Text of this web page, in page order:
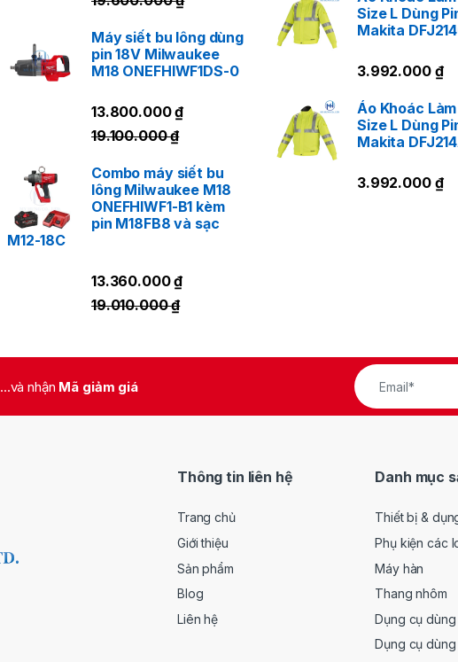
Tuổi thọ cao, ít bảo trì nhờ động cơ không chổi than
Phù hợp với cả người dùng chuyên nghiệp lẫn bán
LIÊN HỆ NGAY
Máy siết bu lông dùng
pin 18V Milwaukee
M18 ONEFHIWF1DS-0
13.800.000₫
19.100.000₫
Combo máy siết bu
lông Milwaukee M18
ONEFHIWF1-B1 kèm
pin M18FB8 và sạc
M12-18C
13.360.000₫
19.010.000₫
Size L Dùng
Makita
3.992.000 ₫
Áo Khoác
Size L Dùng
Makita
3.992.000 ₫
...và nhận Mã giảm giá
Thông tin liên hệ
Trang chủ
Giới thiệu
Sản phẩm
Blog
Liên hệ
Danh mục
Thiết bị &
Phụ kiện các
Máy hàn
Thang nhôm
Dụng cụ
Dụng cụ dùng